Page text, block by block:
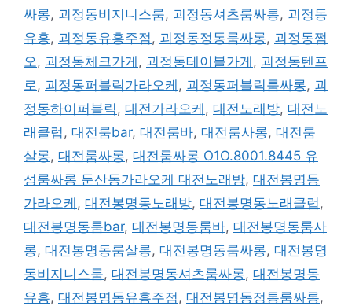
싸롱, 괴정동비지니스룸, 괴정동셔츠룸싸롱, 괴정동
유흥, 괴정동유흥주점 , 괴정동정통룸싸롱, 괴정동쩜
오 , 괴정동체크가게 , 괴정동테이블가게 , 괴정동텐프
로 , 괴정동퍼블릭가라오케 , 괴정동퍼블릭룸싸롱, 괴
정동하이퍼블릭 , 대전가라오케 , 대전노래방, 대전노
래클럽 , 대전룸bar, 대전룸바, 대전룸사롱, 대전룸
살롱, 대전룸싸롱, 대전룸싸롱 O1O.8001.8445 유
성룸싸롱 둔산동가라오케 대전노래방, 대전봉명동
가라오케 , 대전봉명동노래방, 대전봉명동노래클럽 ,
대전봉명동룸bar, 대전봉명동룸바, 대전봉명동룸사
롱, 대전봉명동룸살롱, 대전봉명동룸싸롱, 대전봉명
동비지니스룸, 대전봉명동셔츠룸싸롱, 대전봉명동
유흥, 대전봉명동유흥주점 , 대전봉명동정통룸싸롱,